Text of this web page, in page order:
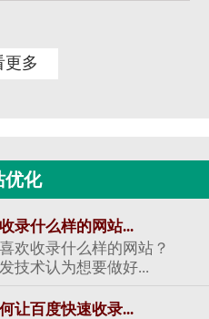
更多
优化
录什么样的网站...
欢收录什么样的网站？
技术认为想要做好...
让百度快速收录...